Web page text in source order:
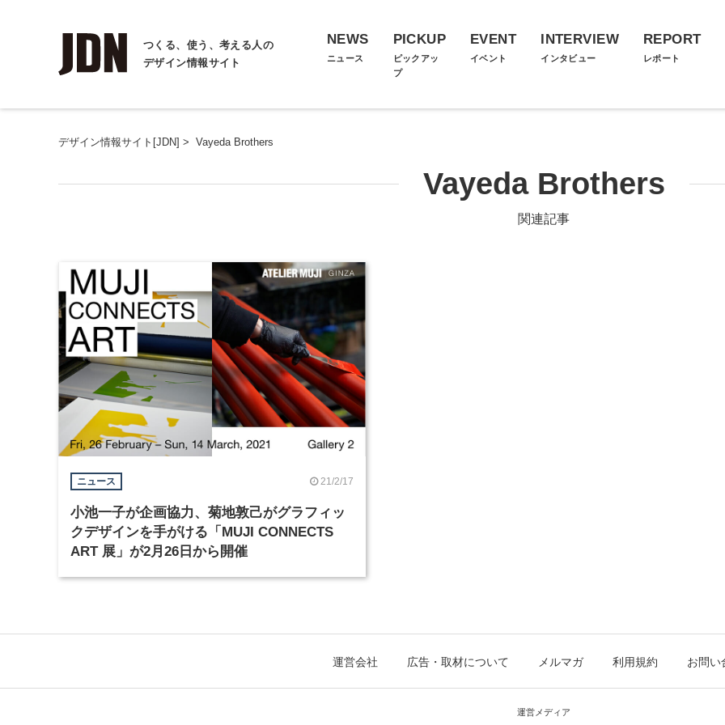
つくる、使う、考える人の
デザイン情報サイト
NEWS
ニュース
PICKUP
ピックアッ
プ
EVENT
イベント
INTERVIEW
インタビュー
REPORT
レポート
デザイン情報サイト[JDN] > Vayeda Brothers
Vayeda Brothers
関連記事
ニュース 21/2/17
小池一子が企画協力、菊地敦己がグラフィッ
クデザインを手がける「MUJI CONNECTS
ART 展」が2月26日から開催
運営会社 広告・取材について メルマガ 利用規約 お問い
運営メディア